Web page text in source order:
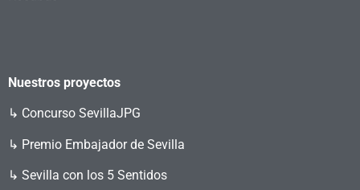
Nuestros proyectos
↳ Concurso SevillaJPG
↳ Premio Embajador de Sevilla
↳ Sevilla con los 5 Sentidos